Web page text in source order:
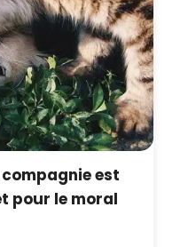
est
pour le moral